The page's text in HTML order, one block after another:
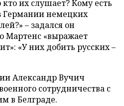
их слушает? Кому есть
Германии немецких
– задался он
Мартенс «выражает
«У них добить русских –
Александр Вучич
сотрудничества с
в Белграде.